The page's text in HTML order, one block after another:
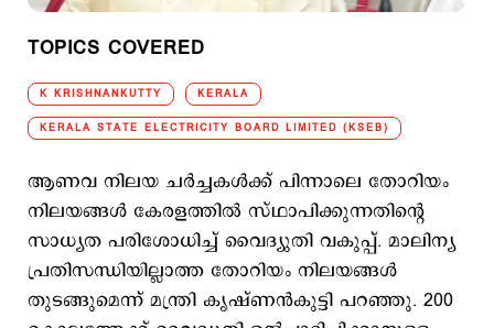
TOPICS COVERED
K KRISHNANKUTTY KERALA
KERALA STATE ELECTRICITY BOARD LIMITED (KSEB)
ആണവ നിലയ ചർച്ചകൾക്ക് പിന്നാലെ തോറിയം
നിലയങ്ങൾ കേരളത്തിൽ സ്ഥാപിക്കുന്നതിന്‍റെ
സാധ്യത പരിശോധിച്ച് വൈദ്യുതി വകുപ്പ്. മാലിന്യ
പ്രതിസന്ധിയില്ലാത്ത തോറിയം നിലയങ്ങൾ
തുടങ്ങുമെന്ന് മന്ത്രി കൃഷ്ണൻകുട്ടി പറഞ്ഞു. 200